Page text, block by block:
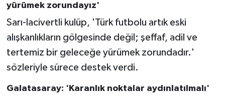
yürümek zorundayız'
Sarı-lacivertli kulüp, 'Türk futbolu artık eski
alışkanlıkların gölgesinde değil; şeffaf, adil ve
tertemiz bir geleceğe yürümek zorundadır.'
sözleriyle sürece destek verdi.
Galatasaray: 'Karanlık noktalar aydınlatılmalı'